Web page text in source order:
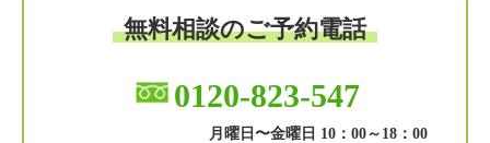
無料相談のご予約電話
0120-823-547
月曜日〜金曜日 10：00～18：00